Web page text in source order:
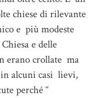
chiese di rilevante
e più modeste
e delle
erano crollate ma
alcuni casi lievi,
perché “